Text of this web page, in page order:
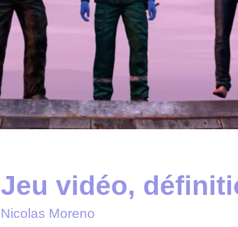
Jeu vidéo,
Nicolas Moreno